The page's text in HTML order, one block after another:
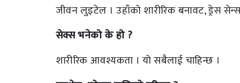
जीवन लुइटेल । उहाँको शारीरिक बनावट, ड्रेस
सेक्स भनेको के हो ?
शारीरिक आवश्यकता । यो सबैलाई चाहिन्छ ।